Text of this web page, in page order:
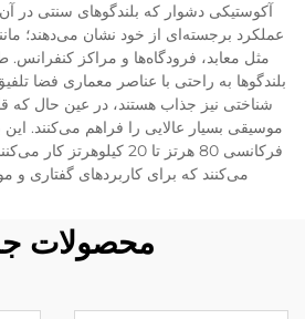
آکوستیکی دشوار که بلندگوهای سنتی در
عملکرد برجسته‌ای از خود نشان می‌دهند؛
مثل معابد، فرودگاه‌ها و مراکز
بلندگوها به راحتی با عناصر معماری فضا
شناختی نیز جذاب هستند، در عین حال که
موسیقی بسیار عالایی را فراهم می‌کنند. این
فرکانسی 80 هرتز تا 20
می‌کنند که برای کاربردهای گفتاری
محصولات